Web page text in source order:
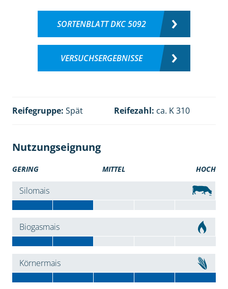
SORTENBLATT DKC 5092
VERSUCHSERGEBNISSE
Reifegruppe: Spät Reifezahl: ca. K 310
Nutzungseignung
GERING MITTEL HOCH
Silomais
Biogasmais
Körnermais